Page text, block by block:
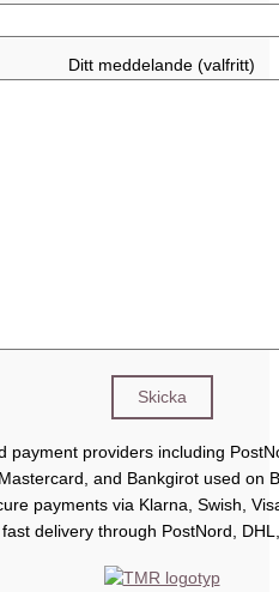
Ditt meddelande (valfritt)
payments via Klarna, Swish,
delivery through PostNord,